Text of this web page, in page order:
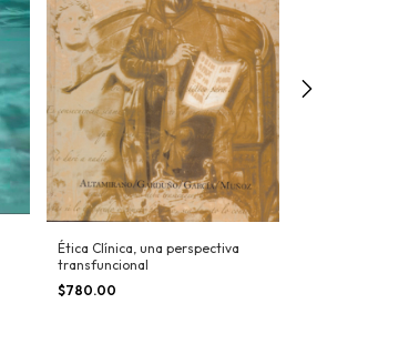
Ética Clínica, una perspectiva
transfuncional
$780.00